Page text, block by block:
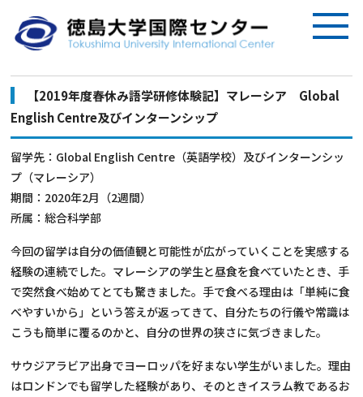
【2019年度春休み語学研修体験記】マレーシア Global
English Centre及びインターンシップ
留学先：Global English Centre（英語学校）及びインターンシッ
プ（マレーシア）
期間：2020年2月（2週間）
所属：総合科学部
今回の留学は自分の価値観と可能性が広がっていくことを実感する
経験の連続でした。マレーシアの学生と昼食を食べていたとき、手
で突然食べ始めてとても驚きました。手で食べる理由は「単純に食
べやすいから」という答えが返ってきて、自分たちの行儀や常識は
こうも簡単に覆るのかと、自分の世界の狭さに気づきました。
サウジアラビア出身でヨーロッパを好まない学生がいました。理由
はロンドンでも留学した経験があり、そのときイスラム教であるお